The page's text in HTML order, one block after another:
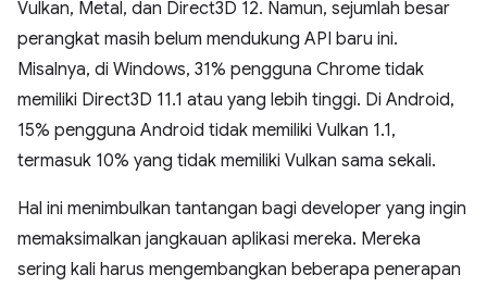
Vulkan, Metal, dan Direct3D 12. Namun, sejumlah besar
perangkat masih belum mendukung API baru ini.
Misalnya, di Windows, 31% pengguna Chrome tidak
memiliki Direct3D 11.1 atau yang lebih tinggi. Di Android,
15% pengguna Android tidak memiliki Vulkan 1.1,
termasuk 10% yang tidak memiliki Vulkan sama sekali.
Hal ini menimbulkan tantangan bagi developer yang ingin
memaksimalkan jangkauan aplikasi mereka. Mereka
sering kali harus mengembangkan beberapa penerapan